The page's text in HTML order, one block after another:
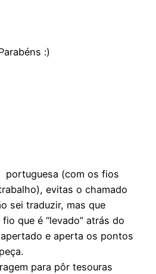
:)
portuguesa (com os fios
evitas o chamado
sei traduzir, mas que
que é “levado” atrás do
e aperta os pontos
para pôr tesouras